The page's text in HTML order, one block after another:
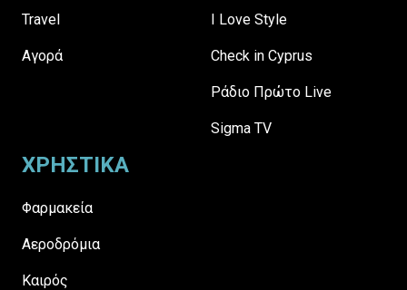
Travel
Αγορά
I Love Style
Check in Cyprus
Ράδιο Πρώτο Live
Sigma TV
ΧΡΗΣΤΙΚΑ
Φαρμακεία
Αεροδρόμια
Καιρός